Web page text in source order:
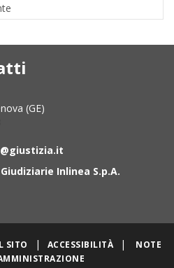
(GE)
Inlinea S.p.A.
SITO | ACCESSIBILITÀ |
NOTE